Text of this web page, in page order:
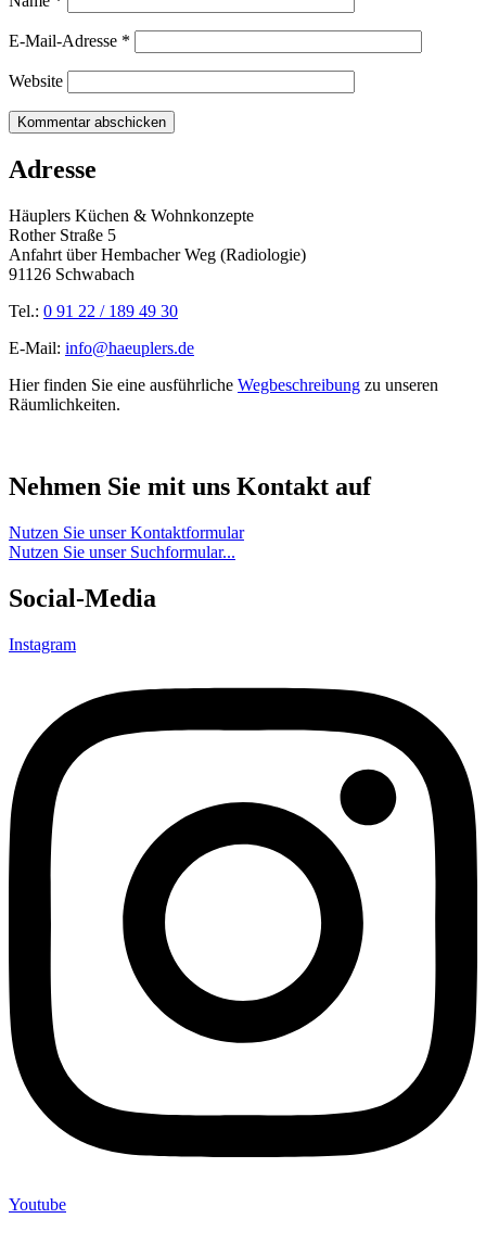
E-Mail-Adresse *
Website
Adresse
Häuplers Küchen & Wohnkonzepte
Rother Straße 5
Anfahrt über Hembacher Weg (Radiologie)
91126 Schwabach
Tel.: 0 91 22 / 189 49 30
E-Mail: info@haeuplers.de
Hier finden Sie eine ausführliche Wegbeschreibung zu unseren
Räumlichkeiten.
Nehmen Sie mit uns Kontakt auf
Nutzen Sie unser Kontaktformular
Nutzen Sie unser Suchformular...
Social-Media
Instagram
Youtube